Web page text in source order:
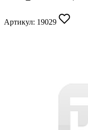
Артикул: 19029